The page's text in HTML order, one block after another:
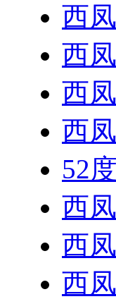
西
西
西
西
52
西
西
西